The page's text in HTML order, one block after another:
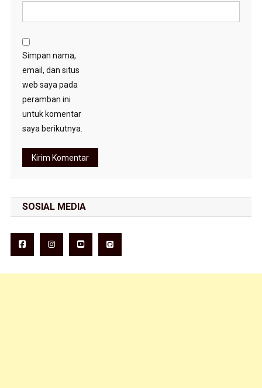
Simpan nama,
email, dan situs
web saya pada
peramban ini
untuk komentar
saya berikutnya.
SOSIAL MEDIA